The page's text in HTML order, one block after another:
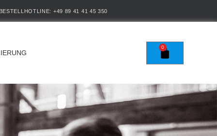
+49 89 41 41 45 350
0